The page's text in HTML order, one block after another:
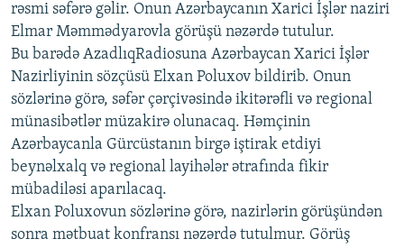
rəsmi səfərə gəlir. Onun Azərbaycanın Xarici İşlər naziri
Elmar Məmmədyarovla görüşü nəzərdə tutulur.
Bu barədə AzadlıqRadiosuna Azərbaycan Xarici İşlər
Nazirliyinin sözçüsü Elxan Poluxov bildirib. Onun
sözlərinə görə, səfər çərçivəsində ikitərəfli və regional
münasibətlər müzakirə olunacaq. Həmçinin
Azərbaycanla Gürcüstanın birgə iştirak etdiyi
beynəlxalq və regional layihələr ətrafında fikir
mübadiləsi aparılacaq.
Elxan Poluxovun sözlərinə görə, nazirlərin görüşündən
sonra mətbuat konfransı nəzərdə tutulmur. Görüş